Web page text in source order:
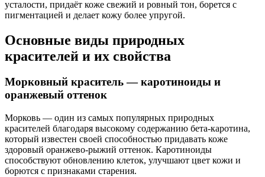
усталости, придаёт коже свежий и ровный тон, борется с
пигментацией и делает кожу более упругой.
Основные виды природных
красителей и их свойства
Морковный краситель — каротиноиды и
оранжевый оттенок
Морковь — один из самых популярных природных
красителей благодаря высокому содержанию бета-каротина,
который известен своей способностью придавать коже
здоровый оранжево-рыжий оттенок. Каротиноиды
способствуют обновлению клеток, улучшают цвет кожи и
борются с признаками старения.